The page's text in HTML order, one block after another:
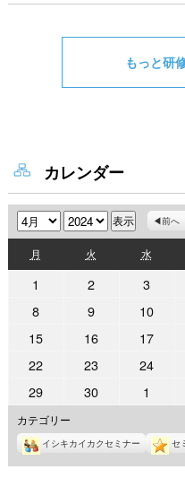
もっと研
カレンダー
月 年 前へ
月
曜
火
曜
水水
曜
1
4
月
1
22024
月
2
32024
4
月
3
82024
4
月
8
日
92024
4
月
9
日
102024
月
日
152024
4
月
15
日
162024
4
月
日
172024
4
日
222024
4
月
22
232024
4
23
242024
4
24
日
292024
年
4
月
29
302024
年
4
月
30
1
年
5
月
1
カテゴリー
イシキカイカクセミナー セ